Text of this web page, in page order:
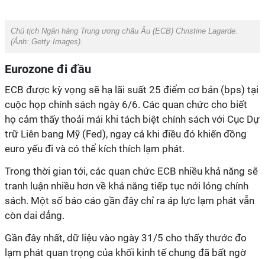
Chủ tịch Ngân hàng Trung ương châu Âu (ECB) Christine Lagarde.
(Ảnh: Getty Images).
Eurozone đi đầu
ECB được kỳ vọng sẽ hạ lãi suất 25 điểm cơ bản (bps) tại
cuộc họp chính sách ngày 6/6. Các quan chức cho biết
họ cảm thấy thoải mái khi tách biệt chính sách với Cục Dự
trữ Liên bang Mỹ (Fed), ngay cả khi điều đó khiến đồng
euro yếu đi và có thể kích thích lạm phát.
Trong thời gian tới, các quan chức ECB nhiều khả năng sẽ
tranh luận nhiều hơn về khả năng tiếp tục nới lỏng chính
sách. Một số báo cáo gần đây chỉ ra áp lực lạm phát vẫn
còn dai dẳng.
Gần đây nhất, dữ liệu vào ngày 31/5 cho thấy thước đo
lạm phát quan trọng của khối kinh tế chung đã bất ngờ